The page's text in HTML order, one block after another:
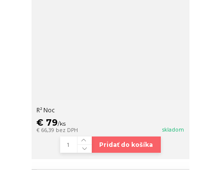
R² Noc
€ 79/ks
€ 66,39 bez DPH skladom
Pridať do košíka